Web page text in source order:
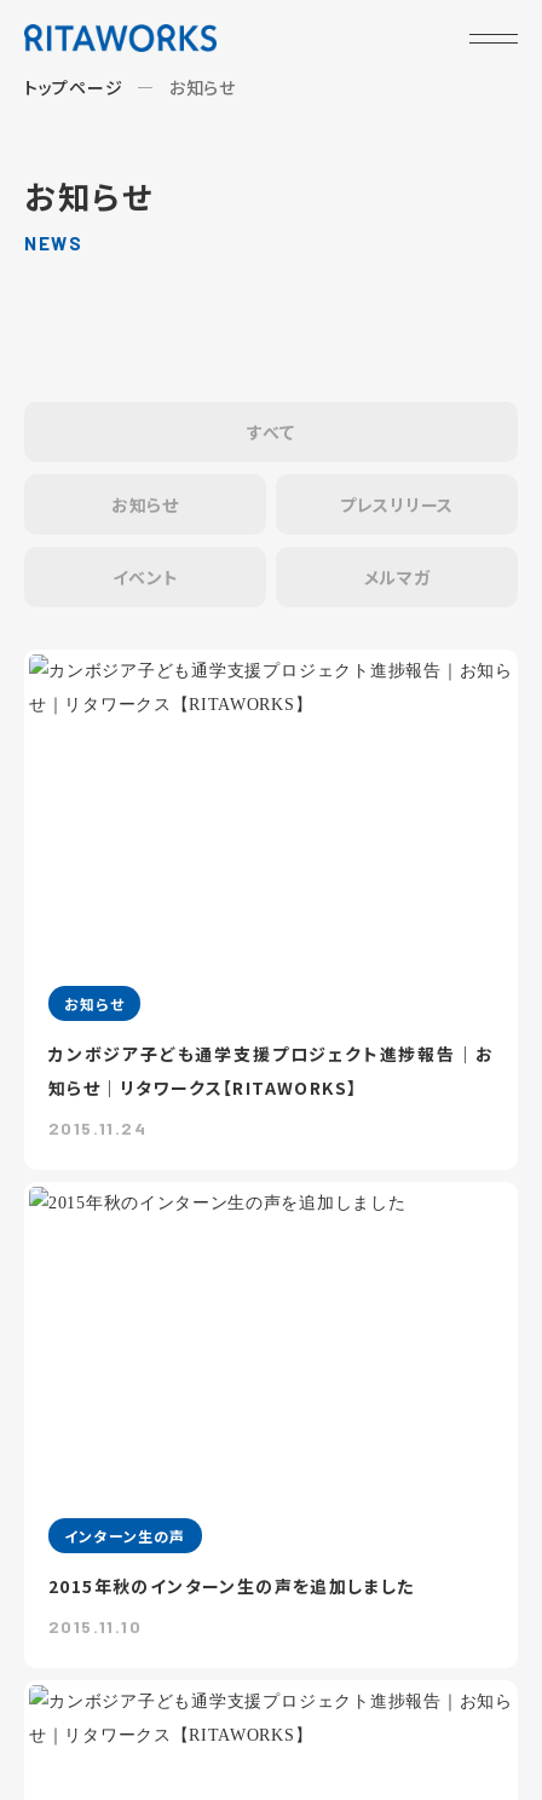
トップページ お知らせ
お知らせ
NEWS
すべて
お知らせ プレスリリース
イベント メルマガ
お知らせ
カンボジア子ども通学支援プロジェクト進捗報告｜お
知らせ｜リタワークス【RITAWORKS】
2015.11.24
インターン生の声
2015年秋のインターン生の声を追加しました
2015.11.10